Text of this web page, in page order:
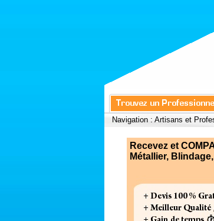
Navigation : Artisans et
Recevez et
Métallier,